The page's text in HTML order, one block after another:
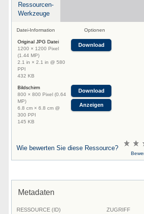
Ressourcen-
Werkzeuge
Datei-Information Optionen
Original JPG Datei
1200 × 1200 Pixel
(1.44 MP)
2.1 in × 2.1 in @ 580
PPI
432 KB
Download
Bildschirm
800 × 800 Pixel (0.64
MP)
6.8 cm × 6.8 cm @
300 PPI
145 KB
Download
Anzeigen
Wie bewerten Sie diese Ressource?
Metadaten
RESSOURCE (ID) ZUGRIFF